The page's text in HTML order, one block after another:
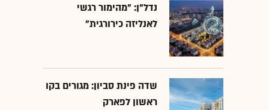
נדל"ן: "מהימור רגשי
לאנליזה כירורגית"
שדה פינת סביון: מגורים בקו
ראשון לפארק